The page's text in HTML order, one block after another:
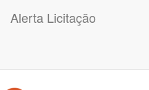
Alerta Licitação